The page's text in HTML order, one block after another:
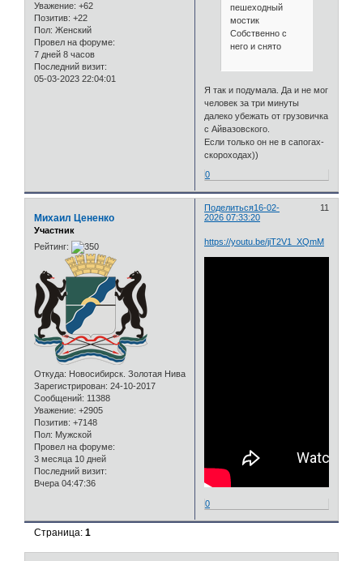
Уважение: +62
Позитив: +22
Пол: Женский
Провел на форуме:
7 дней 8 часов
Последний визит:
05-03-2023 22:04:01
пешеходный
мостик
Собственно с
него и снято
Я так и подумала. Да и не мог
человек за три минуты
далеко убежать от грузовичка
с Айвазовского.
Если только он не в сапогах-
скороходах))
0
Поделиться 11
16-02-
2026 07:33:20
Михаил Цененко
Участник
Рейтинг:
Откуда: Новосибирск. Золотая Нива
Зарегистрирован: 24-10-2017
Сообщений: 11388
Уважение: +2905
Позитив: +7148
Пол: Мужской
Провел на форуме:
3 месяца 10 дней
Последний визит:
Вчера 04:47:36
https://youtu.be/jiT2V1_XQmM
0
Страница:1